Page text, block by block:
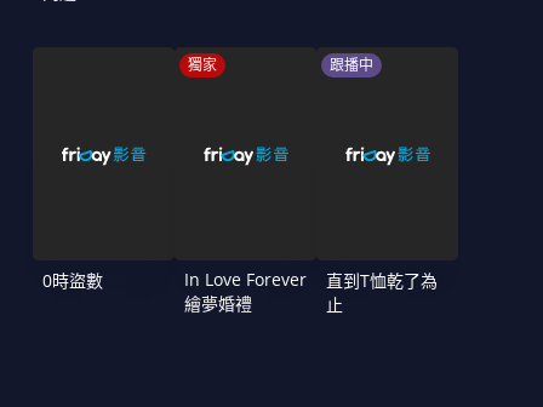
0時盜數
獨家
In Love Forever
繪夢婚禮
跟播中
直到T恤乾了為
止